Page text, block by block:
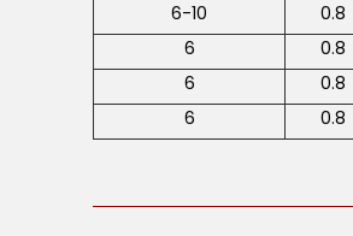
0.8
6-10
0.8
6
0.8
6
0.8
6